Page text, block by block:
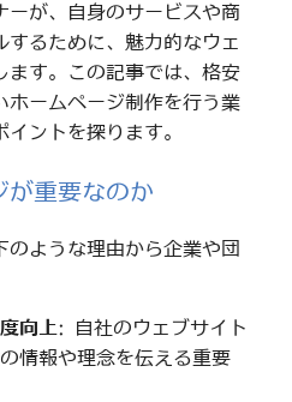
ーが、自身のサービスや商
するために、魅力的なウェ
ます。この記事では、格安
ホームページ制作を行う業
ントを探ります。
が重要なのか
のような理由から企業や団
向上: 自社のウェブサイト
情報や理念を伝える重要